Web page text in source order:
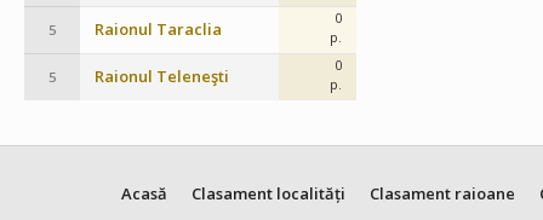
5 Raionul Taraclia
0
p.
5 Raionul Teleneşti
0
p.
Acasă Clasament localități Clasament raioane